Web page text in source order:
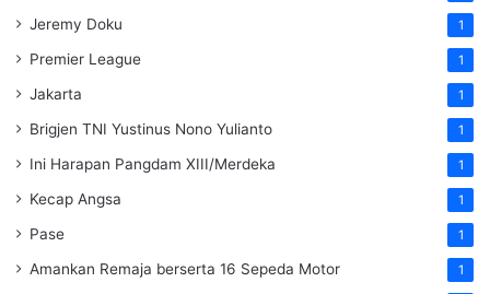
Jeremy Doku 1
Premier League 1
Jakarta 1
Brigjen TNI Yustinus Nono Yulianto 1
Ini Harapan Pangdam XIII/Merdeka 1
Kecap Angsa 1
Pase 1
Amankan Remaja berserta 16 Sepeda Motor 1